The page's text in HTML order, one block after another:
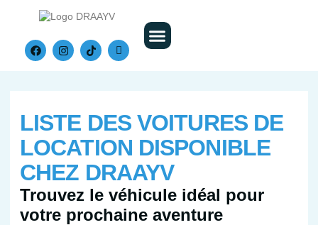
LISTE DES VOITURES DE
LOCATION DISPONIBLE
CHEZ DRAAYV
Trouvez le véhicule idéal pour
votre prochaine aventure